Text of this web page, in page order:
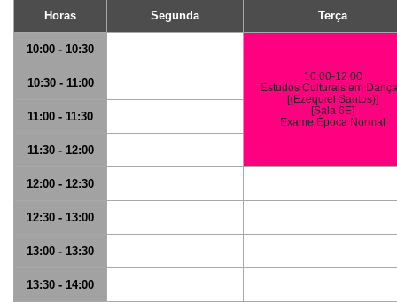
Horas Segunda Terça
10:00 - 10:30
10:00-12:00
Estudos Culturais em
[(Ezequiel Santos)]
[Sala 6E]
Exame Época Normal
10:30 - 11:00
11:00 - 11:30
11:30 - 12:00
12:00 - 12:30
12:30 - 13:00
13:00 - 13:30
13:30 - 14:00